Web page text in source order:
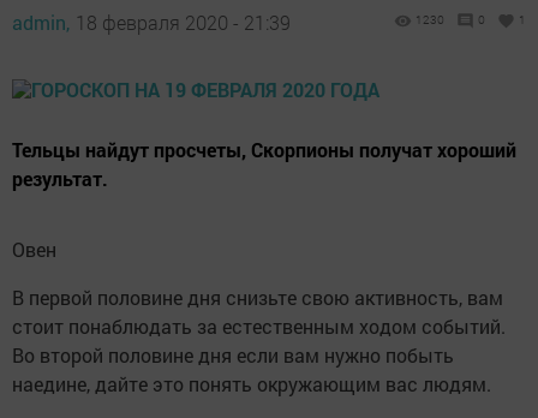
admin, 18 февраля 2020 - 21:39 1230 0 1
Тельцы найдут просчеты, Скорпионы получат хороший
результат.
Овен
В первой половине дня снизьте свою активность, вам
стоит понаблюдать за естественным ходом событий.
Во второй половине дня если вам нужно побыть
наедине, дайте это понять окружающим вас людям.